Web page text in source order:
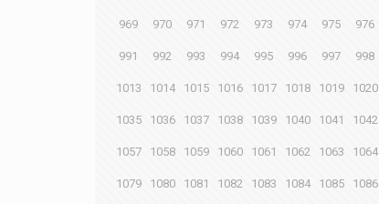
969 970 971 972 973 974 975 976
991 992 993 994 995 996 997 998
1013 1014 1015 1016 1017 1018 1019 1020
1035 1036 1037 1038 1039 1040 1041 1042
1057 1058 1059 1060 1061 1062 1063 1064
1079 1080 1081 1082 1083 1084 1085 1086